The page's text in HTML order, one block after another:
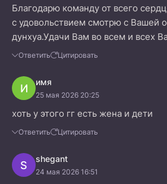
Благодарю команду от всего
с удовольствием смотрю с Вашей
дунхуа.Удачи Вам во всем и всех
Ответить Цитировать
И имя
25 мая 2026 20:25
хоть у этого гг есть жена и дети
Ответить Цитировать
S shegant
24 мая 2026 16:51